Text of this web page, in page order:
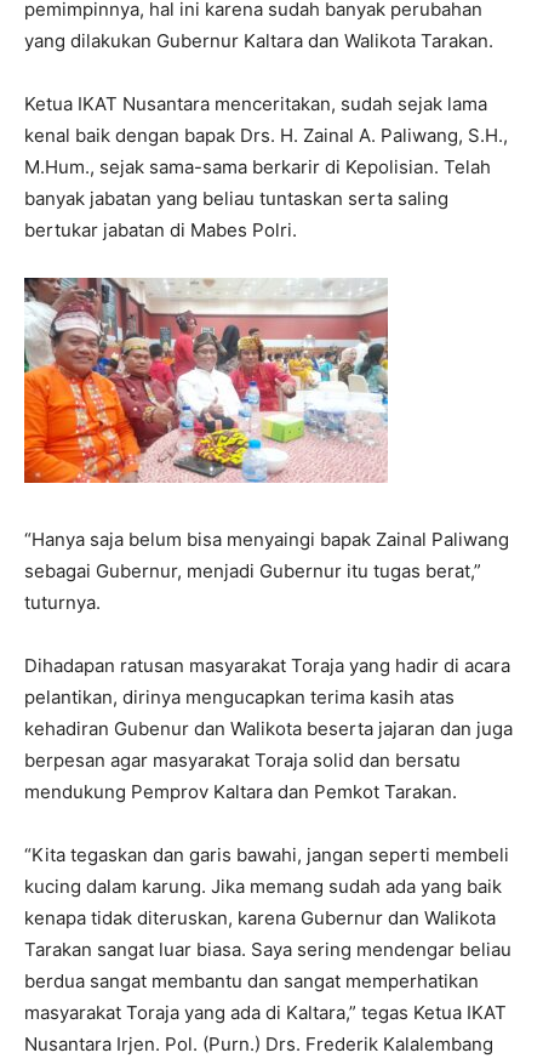
pemimpinnya, hal ini karena sudah banyak perubahan
yang dilakukan Gubernur Kaltara dan Walikota Tarakan.
Ketua IKAT Nusantara menceritakan, sudah sejak lama
kenal baik dengan bapak Drs. H. Zainal A. Paliwang, S.H.,
M.Hum., sejak sama-sama berkarir di Kepolisian. Telah
banyak jabatan yang beliau tuntaskan serta saling
bertukar jabatan di Mabes Polri.
“Hanya saja belum bisa menyaingi bapak Zainal Paliwang
sebagai Gubernur, menjadi Gubernur itu tugas berat,”
tuturnya.
Dihadapan ratusan masyarakat Toraja yang hadir di acara
pelantikan, dirinya mengucapkan terima kasih atas
kehadiran Gubenur dan Walikota beserta jajaran dan juga
berpesan agar masyarakat Toraja solid dan bersatu
mendukung Pemprov Kaltara dan Pemkot Tarakan.
“Kita tegaskan dan garis bawahi, jangan seperti membeli
kucing dalam karung. Jika memang sudah ada yang baik
kenapa tidak diteruskan, karena Gubernur dan Walikota
Tarakan sangat luar biasa. Saya sering mendengar beliau
berdua sangat membantu dan sangat memperhatikan
masyarakat Toraja yang ada di Kaltara,” tegas Ketua IKAT
Nusantara Irjen. Pol. (Purn.) Drs. Frederik Kalalembang